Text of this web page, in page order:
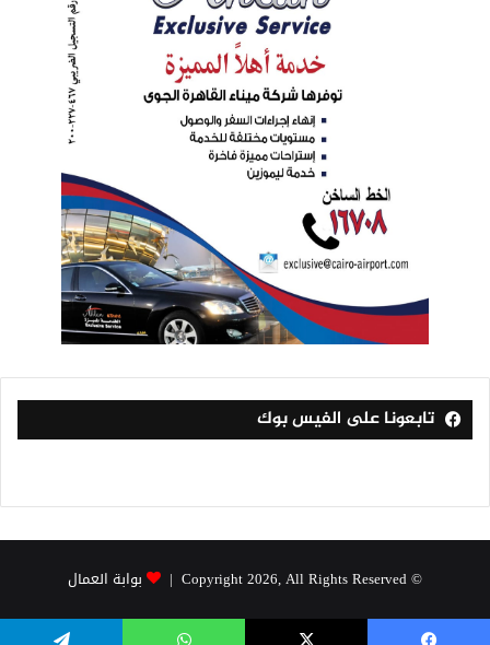
تابعونا على الفيس بوك
© Copyright 2026, All Rights Reserved | بوابة العمال